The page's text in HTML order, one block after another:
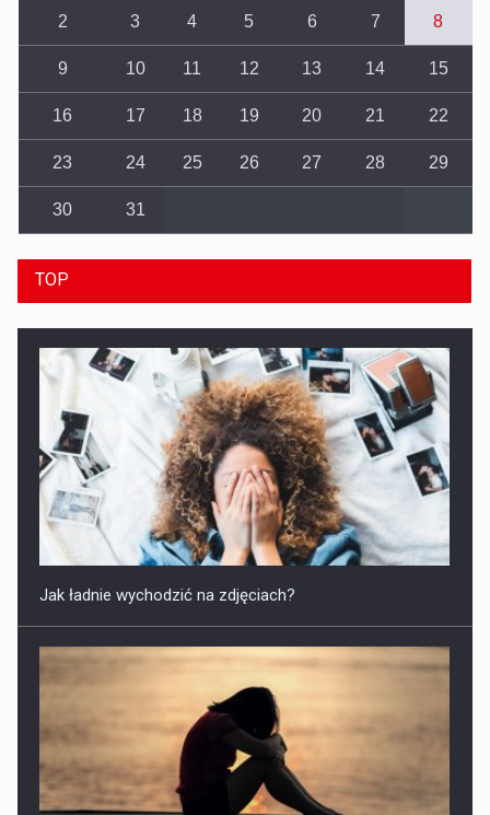
2 3 4 5 6 7 8
9 10 11 12 13 14 15
16 17 18 19 20 21 22
23 24 25 26 27 28 29
30 31
TOP
Jak ładnie wychodzić na zdjęciach?